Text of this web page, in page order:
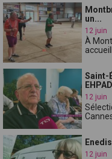
un...
12 juin
À
Saint-
12 juin
12 juin